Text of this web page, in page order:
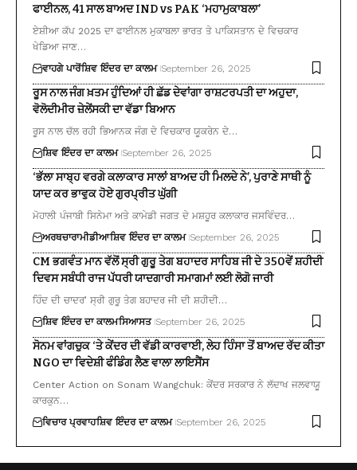
ਫਾਈਨਲ, 41 ਸਾਲ ਬਾਅਦ IND vs PAK ‘ਮਹਾਮੁਕਾਬਲਾ’
ਏਸ਼ੀਆ ਕੱਪ 2025 ਦਾ ਫਾਈਨਲ ਮੁਕਾਬਲਾ ਭਾਰਤ ਤੇ ਪਾਕਿਸਤਾਨ ਦੇ ਵਿਚਕਾਰ
ਖੇਡਿਆ ਜਾਣ…
ਵਾਹਗੇ ਪਾਰੋਂਸ਼ਿਵ ਇੰਦਰ ਦਾ ਕਾਲਮ September 26, 2025
ਰੂਸ ਨਾਲ ਜੰਗ ਖ਼ਤਮ ਹੁੰਦਿਆਂ ਹੀ ਛੱਡ ਦੇਵਾਂਗਾ ਰਾਸ਼ਟਰਪਤੀ ਦਾ ਅਹੁਦਾ,
ਵੋਲੋਦੀਮੀਰ ਜ਼ੇਲੇਂਸਕੀ ਦਾ ਵੱਡਾ ਬਿਆਨ
ਰੂਸ ਨਾਲ ਚੱਲ ਰਹੀ ਭਿਆਨਕ ਜੰਗ ਦੇ ਵਿਚਕਾਰ ਯੂਕਰੇਨ ਦੇ…
ਸ਼ਿਵ ਇੰਦਰ ਦਾ ਕਾਲਮ September 26, 2025
‘ਭੱਲਾ ਸਾਬ੍ਹ ਵਰਗੇ ਕਲਾਕਾਰ ਸਾਲਾਂ ਬਾਅਦ ਹੀ ਮਿਲਦੇ ਨੇ’, ਪੁਰਾਣੇ ਸਾਥੀ ਨੂੰ
ਯਾਦ ਕਰ ਭਾਵੁਕ ਹੋਏ ਗੁਰਪ੍ਰੀਤ ਘੁੱਗੀ
ਮੋਹਾਲੀ ਪੰਜਾਬੀ ਸਿਨੇਮਾ ਅਤੇ ਕਾਮੇਡੀ ਜਗਤ ਦੇ ਮਸ਼ਹੂਰ ਕਲਾਕਾਰ ਜਸਵਿੰਦਰ…
ਅਰਥਚਾਰਾਮੀਡੀਆਸ਼ਿਵ ਇੰਦਰ ਦਾ ਕਾਲਮ September 26, 2025
CM ਭਗਵੰਤ ਮਾਨ ਵੱਲੋਂ ਸ੍ਰੀ ਗੁਰੂ ਤੇਗ ਬਹਾਦਰ ਸਾਹਿਬ ਜੀ ਦੇ 350ਵੇਂ ਸ਼ਹੀਦੀ
ਦਿਵਸ ਸਬੰਧੀ ਰਾਜ ਪੱਧਰੀ ਯਾਦਗਾਰੀ ਸਮਾਗਮਾਂ ਲਈ ਲੋਗੋ ਜਾਰੀ
ਹਿੰਦ ਦੀ ਚਾਦਰ’ ਸ੍ਰੀ ਗੁਰੂ ਤੇਗ ਬਹਾਦਰ ਜੀ ਦੀ ਸ਼ਹੀਦੀ…
ਸ਼ਿਵ ਇੰਦਰ ਦਾ ਕਾਲਮਸਿਆਸਤ September 26, 2025
ਸੋਨਮ ਵਾਂਗਚੁਕ ‘ਤੇ ਕੇਂਦਰ ਦੀ ਵੱਡੀ ਕਾਰਵਾਈ, ਲੇਹ ਹਿੰਸਾ ਤੋਂ ਬਾਅਦ ਰੱਦ ਕੀਤਾ
NGO ਦਾ ਵਿਦੇਸ਼ੀ ਫੰਡਿੰਗ ਲੈਣ ਵਾਲਾ ਲਾਇਸੈਂਸ
Center Action on Sonam Wangchuk: ਕੇਂਦਰ ਸਰਕਾਰ ਨੇ ਲੱਦਾਖ ਜਲਵਾਯੂ
ਕਾਰਕੁਨ…
ਵਿਚਾਰ ਪ੍ਰਵਾਹਸ਼ਿਵ ਇੰਦਰ ਦਾ ਕਾਲਮ September 26, 2025